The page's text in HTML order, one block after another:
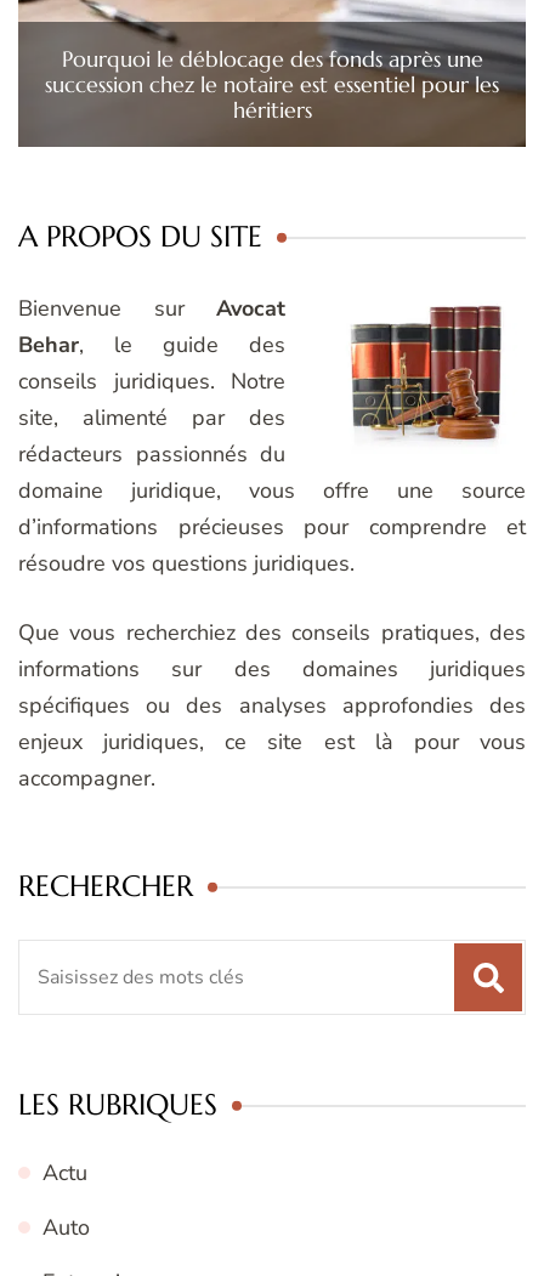
Pourquoi le déblocage des fonds après une
succession chez le notaire est essentiel pour les
héritiers
A PROPOS DU SITE
Bienvenue sur Avocat
Behar, le guide des
conseils juridiques. Notre
site, alimenté par des
rédacteurs passionnés du
domaine juridique, vous offre une source
d’informations précieuses pour comprendre et
résoudre vos questions juridiques.
Que vous recherchiez des conseils pratiques, des
informations sur des domaines juridiques
spécifiques ou des analyses approfondies des
enjeux juridiques, ce site est là pour vous
accompagner.
RECHERCHER
LES RUBRIQUES
Actu
Auto